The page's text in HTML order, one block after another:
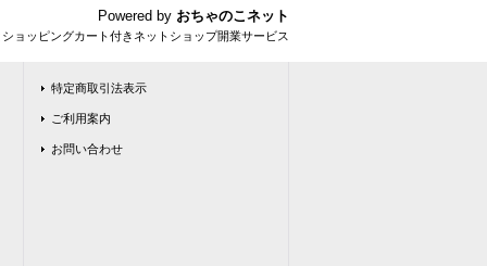
Powered by おちゃのこネット
ョッピングカート付きネットショップ開業サービス
特定商取引法表示
ご利用案内
お問い合わせ